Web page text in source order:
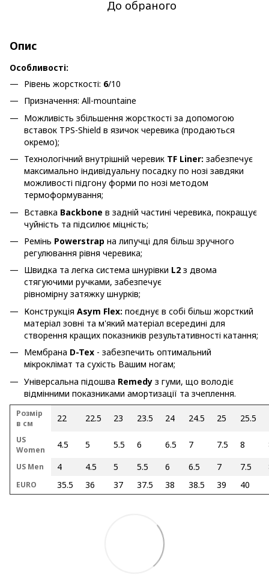
До обраного
Опис
Особливості:
Рівень жорсткості: 6/10
Призначення: All-mountaine
Можливість збільшення жорсткості за допомогою
вставок TPS-Shield в язичок черевика (продаються
окремо);
Технологічний внутрішній черевик TF Liner: забезпечує
максимально індивідуальну посадку по нозі завдяки
можливості підгону форми по нозі методом
термоформування;
Вставка Backbone в задній частині черевика, покращує
чуйність та підсилює міцність;
Ремінь Powerstrap на липучці для більш зручного
регулювання рівня черевика;
Швидка та легка система шнурівки L2 з двома
стягуючими ручками, забезпечує
рівномірну затяжку шнурків;
Конструкція Asym Flex: поєднує в собі більш жорсткий
матеріал зовні та м'який матеріал всередині для
створення кращих показників результативності катання;
Мембрана D-Tex - забезпечить оптимальний
мікроклімат та сухість Вашим ногам;
Універсальна підошва Remedy з гуми, що володіє
відмінними показниками амортизації та зчеплення.
Розмір
в см
22 22.5 23 23.5 24 24.5 25 25.5
US
Women
4.5 5 5.5 6 6.5 7 7.5 8
US Men 4 4.5 5 5.5 6 6.5 7 7.5
EURO 35.5 36 37 37.5 38 38.5 39 40